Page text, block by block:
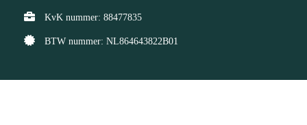
KvK nummer: 88477835
BTW nummer: NL864643822B01